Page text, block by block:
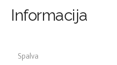
Informacija
Spalva